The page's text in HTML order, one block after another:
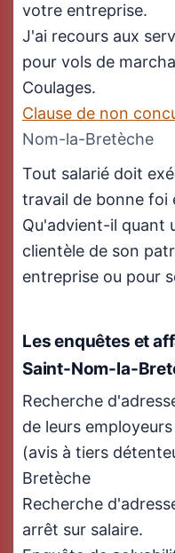
votre entreprise.
J'ai recours aux
pour vols de
Coulages.
Clause de non
Nom-la-Bretèche
Tout salarié doit
travail de bonne foi
Qu'advient-il quant
clientèle de son
entreprise ou pour
Les enquêtes et
Saint-Nom-la-
Recherche
de leurs employeurs
(avis à tiers
Bretèche
Recherche
arrêt sur salaire.